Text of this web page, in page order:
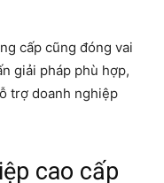
cấp cũng đóng vai
giải pháp phù hợp,
trợ doanh nghiệp
cao cấp